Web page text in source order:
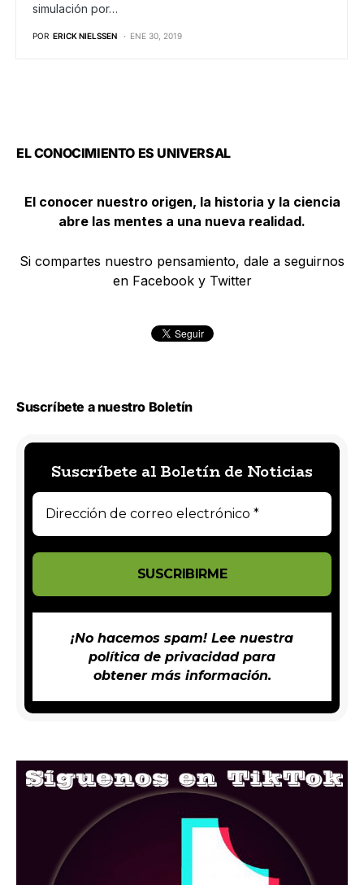
simulación por…
POR ERICK NIELSSEN ENE 30, 2019
EL CONOCIMIENTO ES UNIVERSAL
El conocer nuestro origen, la historia y la ciencia
abre las mentes a una nueva realidad.
Si compartes nuestro pensamiento, dale a seguirnos
en Facebook y Twitter
Suscríbete a nuestro Boletín
Suscríbete al Boletín de Noticias
¡No hacemos spam! Lee nuestra
política de privacidadpara
obtener más información.